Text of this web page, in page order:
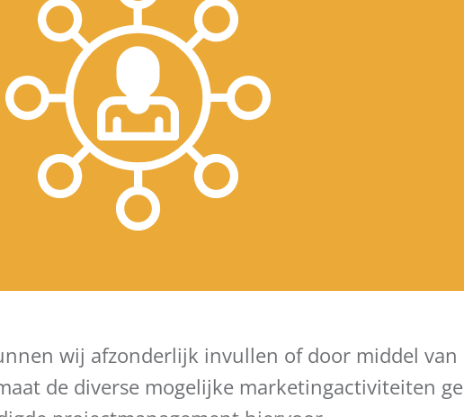
wij afzonderlijk invullen of door middel
de diverse mogelijke marketingactiviteiten